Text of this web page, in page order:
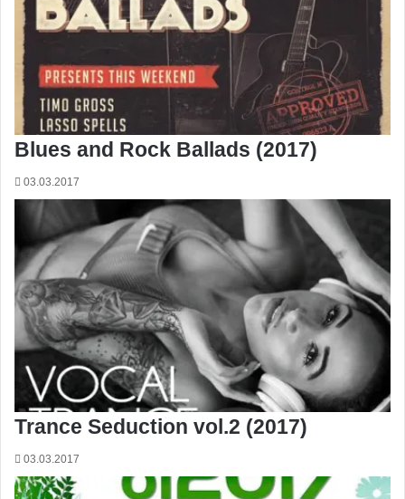
Blues and Rock Ballads (2017)
03.03.2017
Trance Seduction vol.2 (2017)
03.03.2017